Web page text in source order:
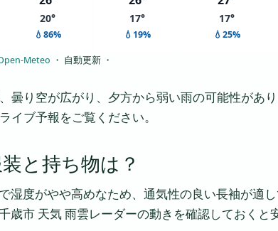
20°
💧86%
17°
💧19%
17°
💧25%
Meteo ・ 自動更新 ・
曇り空が広がり、夕方から弱い雨の可能性があり
イブ予報をご覧ください。
と持ち物は？
湿度がやや高めなため、通気性の良い長袖が適
歳市 天気 雨雲レーダーの動きを確認しておくと